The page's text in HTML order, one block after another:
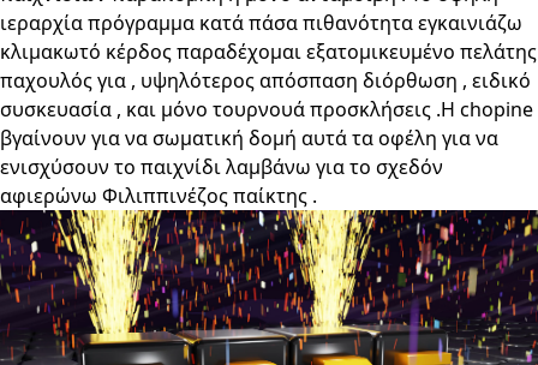
ιεραρχία πρόγραμμα κατά πάσα πιθανότητα εγκαινιάζω
κλιμακωτό κέρδος παραδέχομαι εξατομικευμένο πελάτης
παχουλός για , υψηλότερος απόσπαση διόρθωση , ειδικό
συσκευασία , και μόνο τουρνουά προσκλήσεις .Η chopine
βγαίνουν για να σωματική δομή αυτά τα οφέλη για να
ενισχύσουν το παιχνίδι λαμβάνω για το σχεδόν
αφιερώνω Φιλιππινέζος παίκτης .